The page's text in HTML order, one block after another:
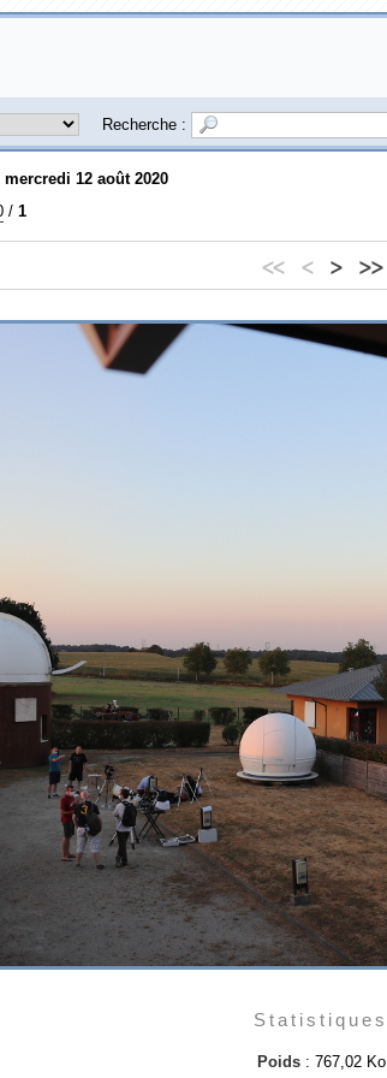
Recherche :
mercredi 12 août 2020
/ 1
<< < > >>
Statistiques
Poids: 767,02 Ko